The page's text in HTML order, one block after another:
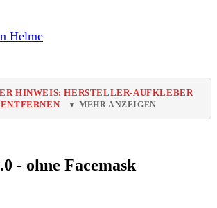
Helme
HINWEIS: HERSTELLER-AUFKLEBER
▼ MEHR ANZEIGEN
- ohne Facemask